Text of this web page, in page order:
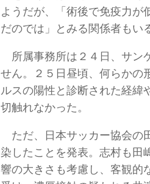
ようだが、「術後で免疫力が
だのでは」とみる関係者もい
所属事務所は２４日、サン
せん。２５日昼頃、何らかの
ルスの陽性と診断された経緯
切触れなかった。
ただ、日本サッカー協会の
染したことを発表。志村も田
響の大きさも考慮し、客観的